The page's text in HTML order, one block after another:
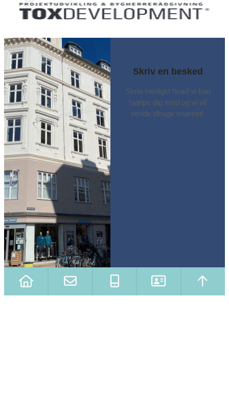
Skriv en besked
Skriv venligst hvad vi kan
hjælpe dig med og vi vil
vende tilbage snarest!